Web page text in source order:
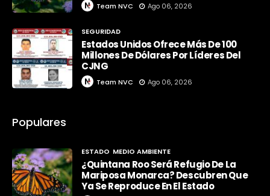
Team NVC Ago 06, 2026
SEGURIDAD
Estados Unidos Ofrece Más De 100
Millones De Dólares Por Líderes Del
CJNG
Team NVC Ago 06, 2026
Populares
ESTADO MEDIO AMBIENTE
¿Quintana Roo Será Refugio De La
Mariposa Monarca? Descubren Que
Ya Se Reproduce En El Estado